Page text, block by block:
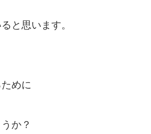
と思います。
めに
か？